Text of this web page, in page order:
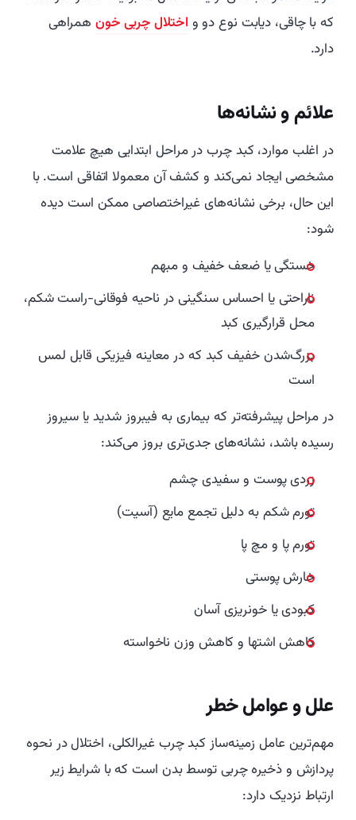
که با چاقی، دیابت نوع دو واختلال چربی خونهمراهی
دارد.
علائم و نشانه‌ها
در اغلب موارد، کبد چرب در مراحل ابتدایی هیچ علامت
مشخصی ایجاد نمی‌کند و کشف آن معمولا اتفاقی است. با
این حال، برخی نشانه‌های غیراختصاصی ممکن است دیده
شود:
خستگی یا ضعف خفیف و مبهم
ناراحتی یا احساس سنگینی در ناحیه فوقانی-راست شکم،
محل قرارگیری کبد
بزرگ‌شدن خفیف کبد که در معاینه فیزیکی قابل لمس
است
در مراحل پیشرفته‌تر که بیماری به فیبروز شدید یا سیروز
رسیده باشد، نشانه‌های جدی‌تری بروز می‌کند:
زردی پوست و سفیدی چشم
تورم شکم به دلیل تجمع مایع (آسیت)
تورم پا و مچ پا
خارش پوستی
کبودی یا خونریزی آسان
کاهش اشتها و کاهش وزن ناخواسته
علل و عوامل خطر
مهم‌ترین عامل زمینه‌ساز کبد چرب غیرالکلی، اختلال در نحوه
پردازش و ذخیره چربی توسط بدن است که با شرایط زیر
ارتباط نزدیک دارد: